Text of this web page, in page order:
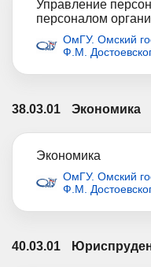
Управление
персоналом
ОмГУ. Омский
Ф.М.
38.03.01 Экономика
Экономика
ОмГУ. Омский
Ф.М.
40.03.01